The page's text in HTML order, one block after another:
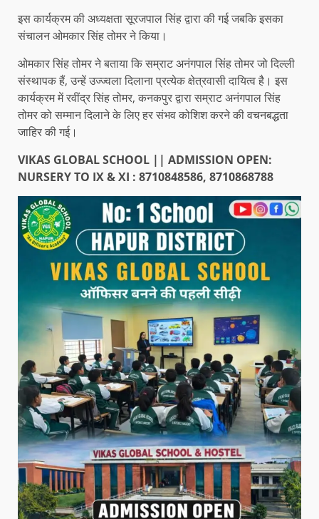
इस कार्यक्रम की अध्यक्षता सूरजपाल सिंह द्वारा की गई जबकि इसका
संचालन ओमकार सिंह तोमर ने किया।
ओमकार सिंह तोमर ने बताया कि सम्राट अनंगपाल सिंह तोमर जो दिल्ली
संस्थापक हैं, उन्हें उज्ज्वला दिलाना प्रत्येक क्षेत्रवासी दायित्व है। इस
कार्यक्रम में रवींद्र सिंह तोमर, कनकपुर द्वारा सम्राट अनंगपाल सिंह
तोमर को सम्मान दिलाने के लिए हर संभव कोशिश करने की वचनबद्धता
जाहिर की गई।
VIKAS GLOBAL SCHOOL || ADMISSION OPEN:
NURSERY TO IX & XI : 8710848586, 8710868788